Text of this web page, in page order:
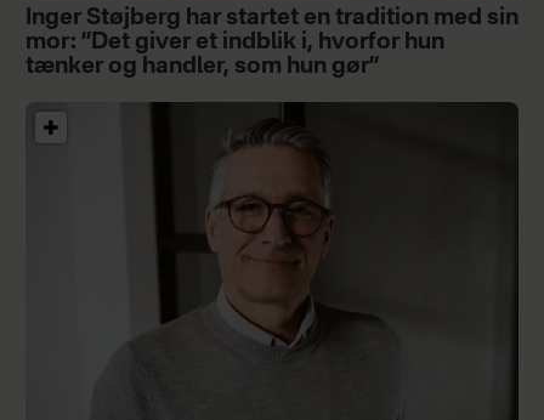
Inger Støjberg har startet en tradition med sin
mor: ”Det giver et indblik i, hvorfor hun
tænker og handler, som hun gør”